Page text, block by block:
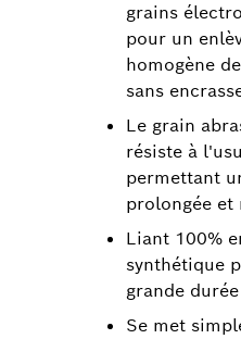
grains
pour un
homogène
sans
Le grain
résiste à
permettant
prolongée et
Liant 100%
synthétique
grande
Se met